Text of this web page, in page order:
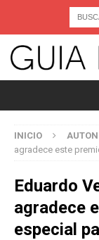
INICIO
agradece este
Eduardo
agradece
especial